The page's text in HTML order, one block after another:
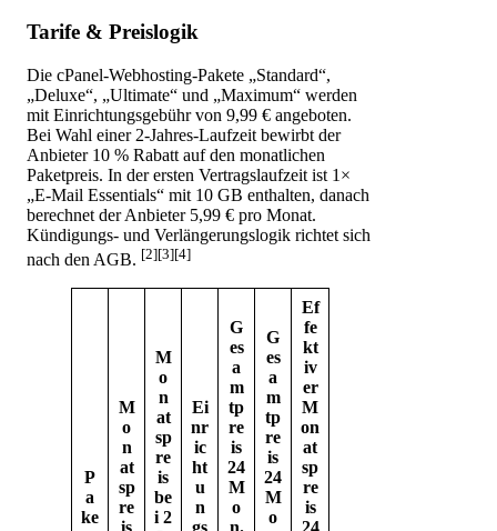
Tarife & Preislogik
Die cPanel-Webhosting-Pakete „Standard“,
„Deluxe“, „Ultimate“ und „Maximum“ werden
mit Einrichtungsgebühr von 9,99 € angeboten.
Bei Wahl einer 2-Jahres-Laufzeit bewirbt der
Anbieter 10 % Rabatt auf den monatlichen
Paketpreis. In der ersten Vertragslaufzeit ist 1×
„E-Mail Essentials“ mit 10 GB enthalten, danach
berechnet der Anbieter 5,99 € pro Monat.
Kündigungs- und Verlängerungslogik richtet sich
nach den AGB. [2][3][4]
P
a
ke
M
o
n
at
sp
re
M
o
n
at
sp
re
is
be
i 2
Ei
nr
ic
ht
u
n
G
es
a
m
tp
re
is
24
M
o
G
es
a
m
tp
re
is
24
M
o
Ef
fe
kt
iv
er
M
on
at
sp
re
is